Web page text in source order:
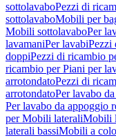
sottolavaboPezzi di
sottolavaboMobili per
Mobili sottolavaboPer
lavamaniPer lavabiPezzi
doppiPezzi di ricambio
ricambio per Piani per
arrotondatoPezzi di
arrotondatoPer lavabo
Per lavabo da appoggio
per Mobili lateraliMobili
laterali bassiMobili a